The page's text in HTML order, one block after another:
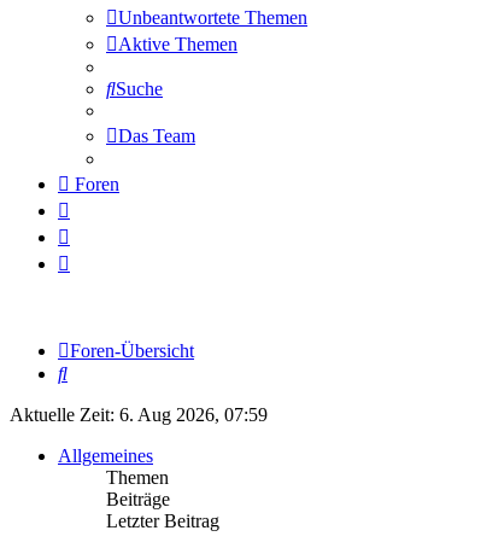
Unbeantwortete Themen
Aktive Themen
Suche
Das Team
Foren
Foren-Übersicht
Suche
Aktuelle Zeit: 6. Aug 2026, 07:59
Allgemeines
Themen
Beiträge
Letzter Beitrag